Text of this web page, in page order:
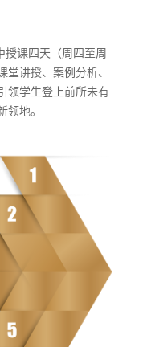
授课四天（周四至周
堂讲授、案例分析、
领学生登上前所未有
领地。